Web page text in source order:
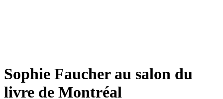
Sophie Faucher au salon du
livre de Montréal